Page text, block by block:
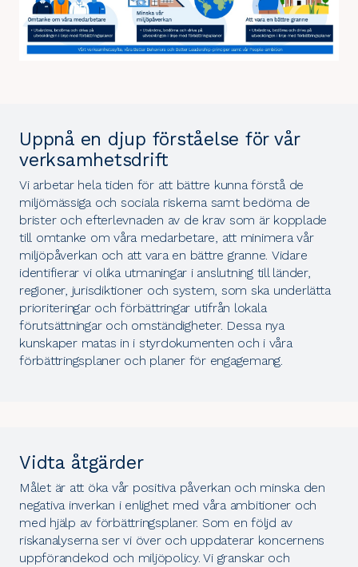
Uppnå en djup förståelse för vår
verksamhetsdrift
Vi arbetar hela tiden för att bättre kunna förstå de
miljömässiga och sociala riskerna samt bedöma de
brister och efterlevnaden av de krav som är kopplade
till omtanke om våra medarbetare, att minimera vår
miljöpåverkan och att vara en bättre granne. Vidare
identifierar vi olika utmaningar i anslutning till länder,
regioner, jurisdiktioner och system, som ska underlätta
prioriteringar och förbättringar utifrån lokala
förutsättningar och omständigheter. Dessa nya
kunskaper matas in i styrdokumenten och i våra
förbättringsplaner och planer för engagemang.
Vidta åtgärder
Målet är att öka vår positiva påverkan och minska den
negativa inverkan i enlighet med våra ambitioner och
med hjälp av förbättringsplaner. Som en följd av
riskanalyserna ser vi över och uppdaterar koncernens
uppförandekod och miljöpolicy. Vi granskar och